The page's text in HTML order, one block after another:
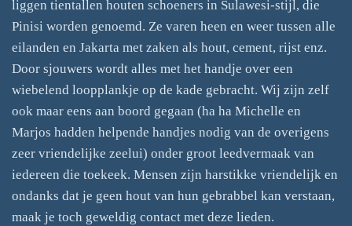
liggen tientallen houten schoeners in Sulawesi-stijl, die
Pinisi worden genoemd. Ze varen heen en weer tussen alle
eilanden en Jakarta met zaken als hout, cement, rijst enz.
Door sjouwers wordt alles met het handje over een
wiebelend loopplankje op de kade gebracht. Wij zijn zelf
ook maar eens aan boord gegaan (ha ha Michelle en
Marjos hadden helpende handjes nodig van de overigens
zeer vriendelijke zeelui) onder groot leedvermaak van
iedereen die toekeek. Mensen zijn harstikke vriendelijk en
ondanks dat je geen hout van hun gebrabbel kan verstaan,
maak je toch geweldig contact met deze lieden.